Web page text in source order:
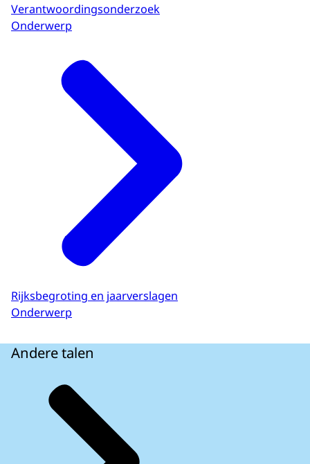
Verantwoordingsonderzoek
Onderwerp
Rijksbegroting en jaarverslagen
Onderwerp
Andere talen